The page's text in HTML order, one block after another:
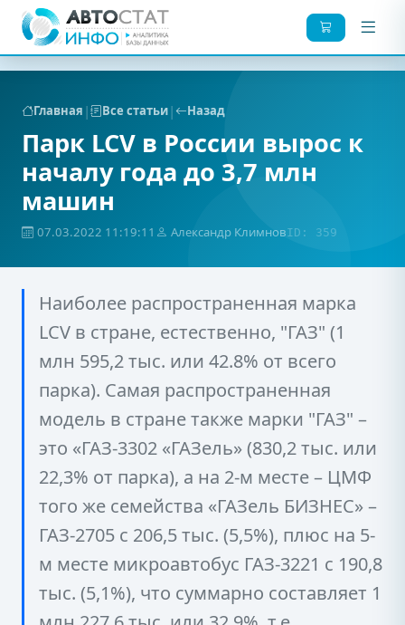
Главная | Все статьи| Назад
Парк LCV в России вырос к
началу года до 3,7 млн
машин
07.03.2022 11:19:11 Александр КлимновID: 359
Наиболее распространенная марка
LCV в стране, естественно, "ГАЗ" (1
млн 595,2 тыс. или 42.8% от всего
парка). Самая распространенная
модель в стране также марки "ГАЗ" –
это «ГАЗ-3302 «ГАЗель» (830,2 тыс. или
22,3% от парка), а на 2-м месте – ЦМФ
того же семейства «ГАЗель БИЗНЕС» –
ГАЗ-2705 с 206,5 тыс. (5,5%), плюс на 5-
м месте микроавтобус ГАЗ-3221 с 190,8
тыс. (5,1%), что суммарно составляет 1